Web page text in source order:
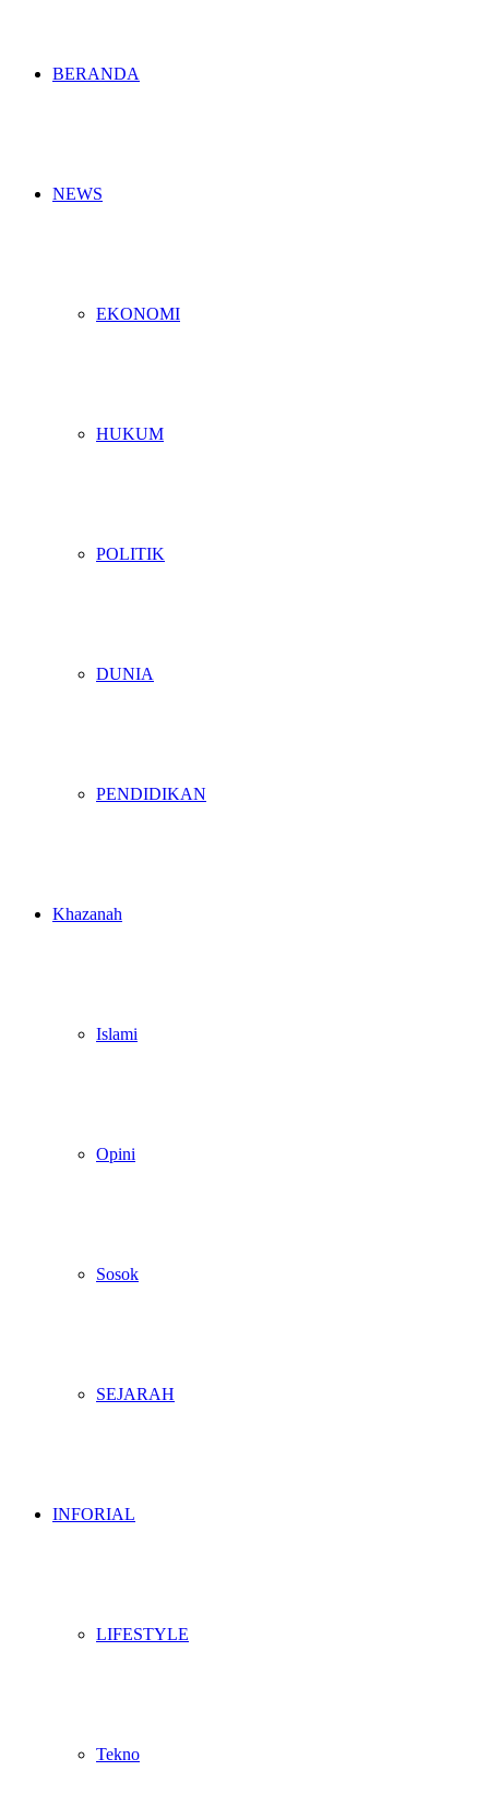
BERANDA
NEWS
EKONOMI
HUKUM
POLITIK
DUNIA
PENDIDIKAN
Khazanah
Islami
Opini
Sosok
SEJARAH
INFORIAL
LIFESTYLE
Tekno